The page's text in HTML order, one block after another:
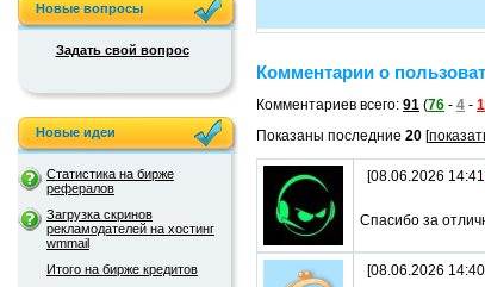
Новые вопросы
Задать свой вопрос
Новые идеи
Статистика на бирже
рефералов
Загрузка скринов
рекламодателей на хостинг
wmmail
Итого на бирже кредитов
Комментарии о
Комментариев всего: 91 (76 - 4 -
Показаны последние 20 [
[08.06.2026
Спасибо за
[08.06.2026